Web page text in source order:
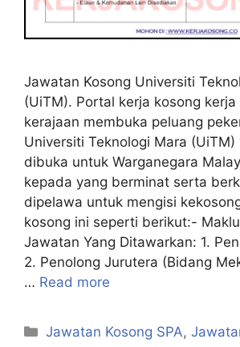
Jawatan Kosong Universiti
(UiTM). Portal kerja kosong kerja
kerajaan membuka peluang
Universiti Teknologi Mara (UiTM)
dibuka untuk Warganegara
kepada yang berminat serta
dipelawa untuk mengisi
kosong ini seperti berikut:-
Jawatan Yang Ditawarkan: 1.
2. Penolong Jurutera (Bidang
… Read more
Categories
Jawatan Kosong SPA,